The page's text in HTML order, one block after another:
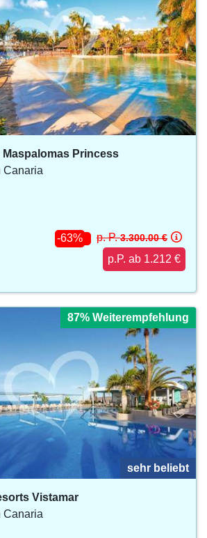
Maspalomas Princess
Canaria
-63%
p. P.3.300.00 €
p.P. ab 1.212 €
87% Weiterempfehlung
sehr beliebt
87% Weiterempfehlung
sehr beliebt
87% Weiterempfehlung
sehr beliebt
87% Weiterempfehlung
sehr beliebt
87% Weiterempfehlung
sehr beliebt
Vistamar
Canaria